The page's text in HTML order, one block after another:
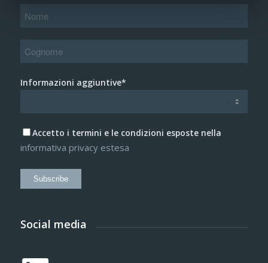
Informazioni aggiuntive*
Accetto i termini e le condizioni esposte nella
informativa privacy estesa
Subscribe
Social media